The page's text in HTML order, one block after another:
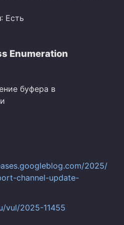
: Есть
Enumeration
буфера в
2025/
channel-update-
vul/2025-11455